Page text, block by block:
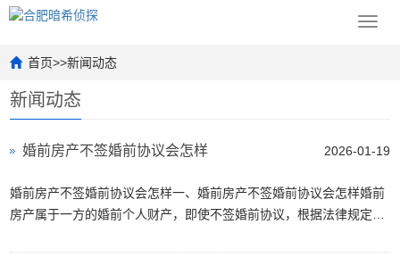
首页>>新闻动态
新闻动态
2026-01-19
婚前房产不签婚前协议会怎样
婚前房产不签婚前协议会怎样一、婚前房产不签婚前协议会怎样婚前
房产属于一方的婚前个人财产，即使不签婚前协议，根据法律规定，
转化为夫妻共同财产。···